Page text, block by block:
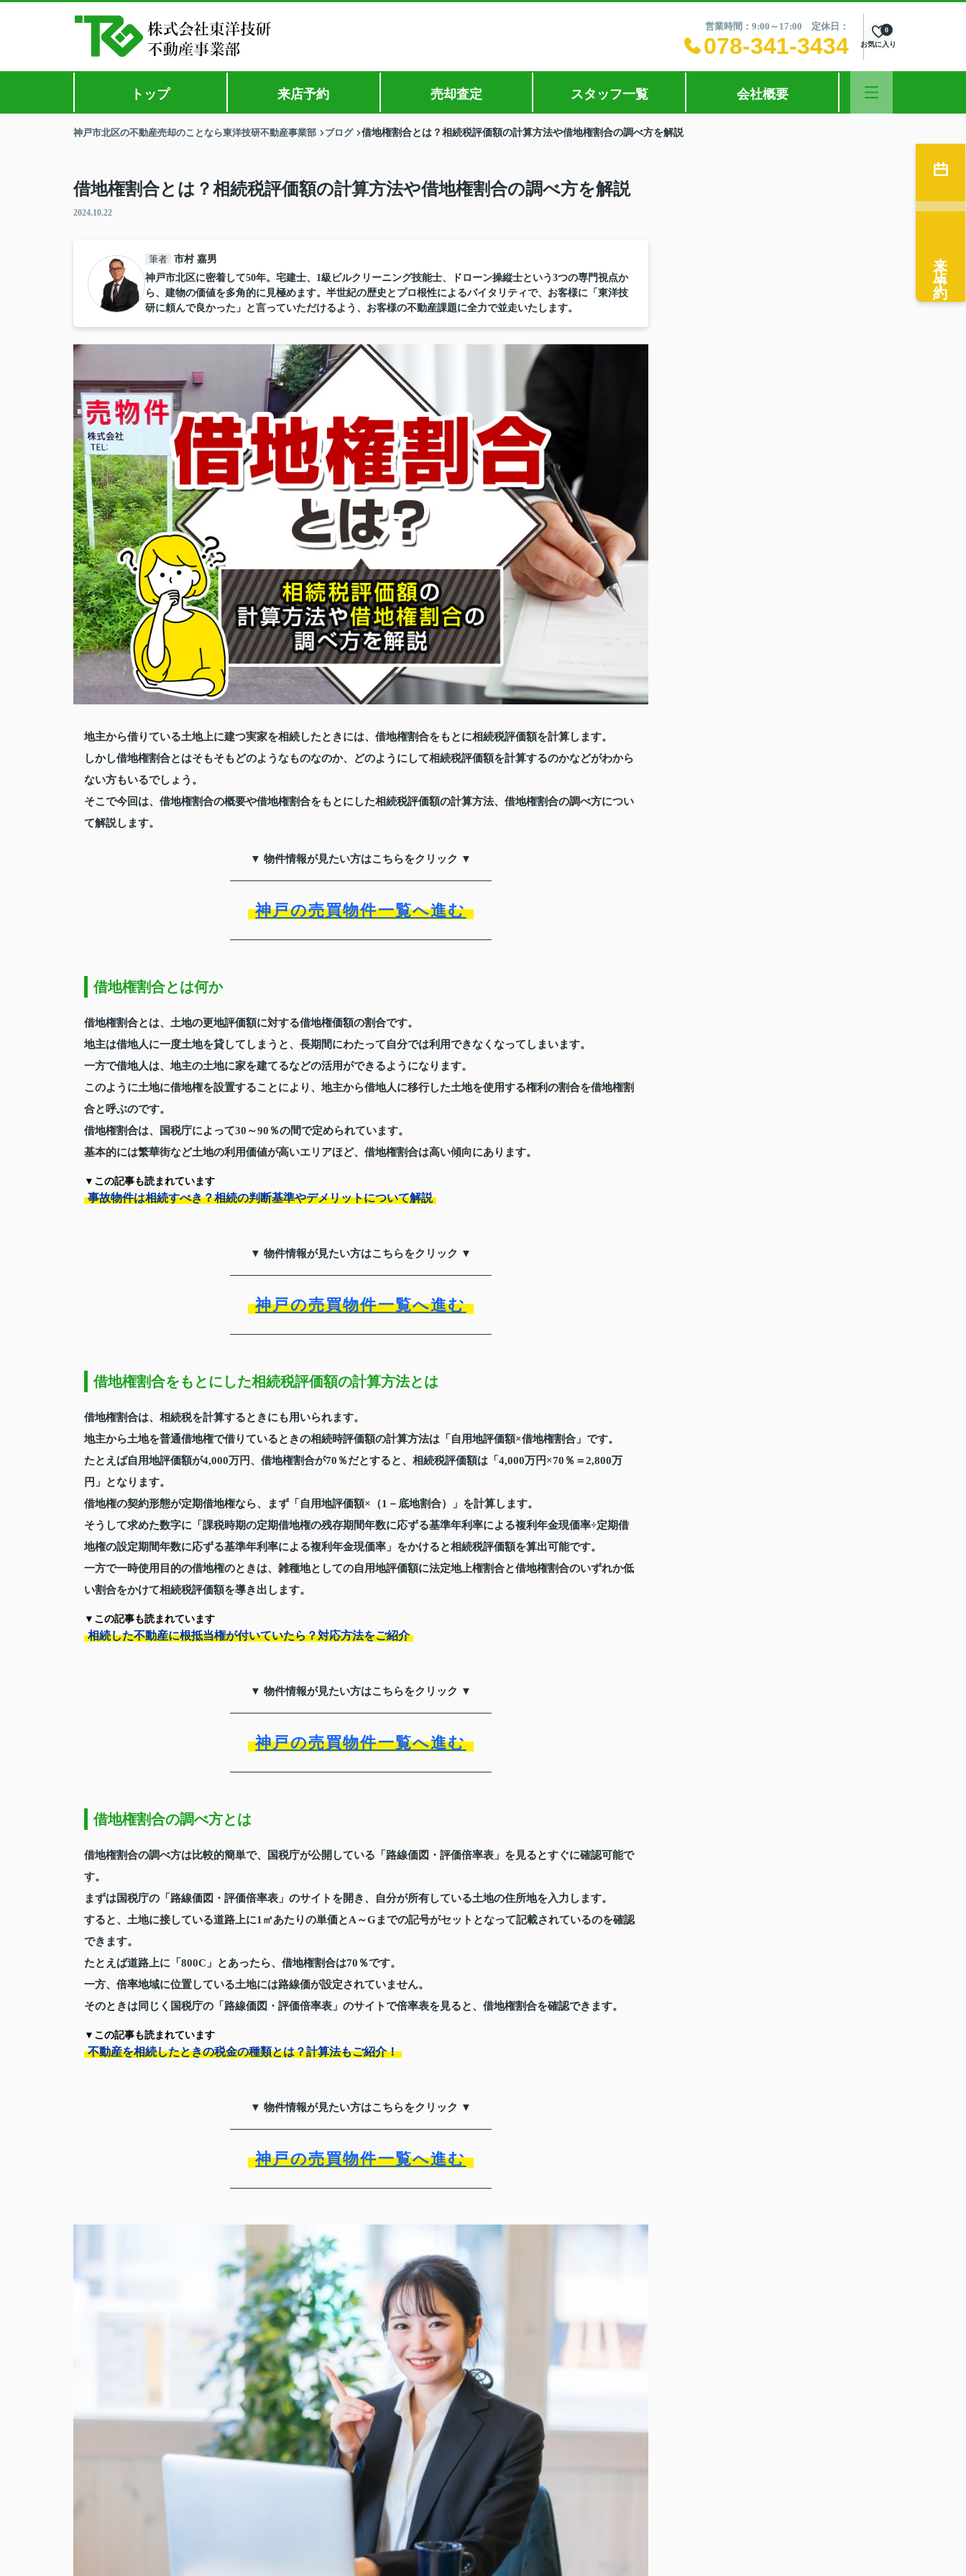
営業時間：9:00～17:00 定休日：
078-341-3434 お気に入り
0
トップ 来店予約 売却査定 スタッフ一覧 会社概要
神戸市北区の不動産売却のことなら東洋技研不動産事業部 ブログ 借地権割合とは？相続税評価額の計算方法や借地権割合の調べ方を解説
借地権割合とは？相続税評価額の計算方法や借地権割合の調べ方を解説
2024.10.22
筆者 市村 嘉男
神戸市北区に密着して50年。宅建士、1級ビルクリーニング技能士、ドローン操縦士という3つの専門視点か
ら、建物の価値を多角的に見極めます。半世紀の歴史とプロ根性によるバイタリティで、お客様に「東洋技
研に頼んで良かった」と言っていただけるよう、お客様の不動産課題に全力で並走いたします。
地主から借りている土地上に建つ実家を相続したときには、借地権割合をもとに相続税評価額を計算します。
しかし借地権割合とはそもそもどのようなものなのか、どのようにして相続税評価額を計算するのかなどがわから
ない方もいるでしょう。
そこで今回は、借地権割合の概要や借地権割合をもとにした相続税評価額の計算方法、借地権割合の調べ方につい
て解説します。
▼ 物件情報が見たい方はこちらをクリック ▼
神戸の売買物件一覧へ進む
借地権割合とは何か
借地権割合とは、土地の更地評価額に対する借地権価額の割合です。
地主は借地人に一度土地を貸してしまうと、長期間にわたって自分では利用できなくなってしまいます。
一方で借地人は、地主の土地に家を建てるなどの活用ができるようになります。
このように土地に借地権を設置することにより、地主から借地人に移行した土地を使用する権利の割合を借地権割
合と呼ぶのです。
借地権割合は、国税庁によって30～90％の間で定められています。
基本的には繁華街など土地の利用価値が高いエリアほど、借地権割合は高い傾向にあります。
▼この記事も読まれています
事故物件は相続すべき？相続の判断基準やデメリットについて解説
▼ 物件情報が見たい方はこちらをクリック ▼
神戸の売買物件一覧へ進む
借地権割合をもとにした相続税評価額の計算方法とは
借地権割合は、相続税を計算するときにも用いられます。
地主から土地を普通借地権で借りているときの相続時評価額の計算方法は「自用地評価額×借地権割合」です。
たとえば自用地評価額が4,000万円、借地権割合が70％だとすると、相続税評価額は「4,000万円×70％＝2,800万
円」となります。
借地権の契約形態が定期借地権なら、まず「自用地評価額×（1－底地割合）」を計算します。
そうして求めた数字に「課税時期の定期借地権の残存期間年数に応ずる基準年利率による複利年金現価率÷定期借
地権の設定期間年数に応ずる基準年利率による複利年金現価率」をかけると相続税評価額を算出可能です。
一方で一時使用目的の借地権のときは、雑種地としての自用地評価額に法定地上権割合と借地権割合のいずれか低
い割合をかけて相続税評価額を導き出します。
▼この記事も読まれています
相続した不動産に根抵当権が付いていたら？対応方法をご紹介
▼ 物件情報が見たい方はこちらをクリック ▼
神戸の売買物件一覧へ進む
借地権割合の調べ方とは
借地権割合の調べ方は比較的簡単で、国税庁が公開している「路線価図・評価倍率表」を見るとすぐに確認可能で
す。
まずは国税庁の「路線価図・評価倍率表」のサイトを開き、自分が所有している土地の住所地を入力します。
すると、土地に接している道路上に1㎡あたりの単価とA～Gまでの記号がセットとなって記載されているのを確認
できます。
たとえば道路上に「800C」とあったら、借地権割合は70％です。
一方、倍率地域に位置している土地には路線価が設定されていません。
そのときは同じく国税庁の「路線価図・評価倍率表」のサイトで倍率表を見ると、借地権割合を確認できます。
▼この記事も読まれています
不動産を相続したときの税金の種類とは？計算法もご紹介！
▼ 物件情報が見たい方はこちらをクリック ▼
神戸の売買物件一覧へ進む
来店予約